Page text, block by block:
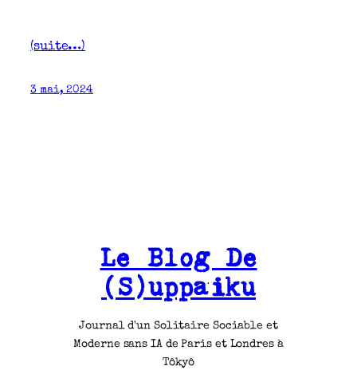
(suite…)
3 mai, 2024
Le Blog De
(S)uppaiku
Journal d'un Solitaire Sociable et
Moderne sans IA de Paris et Londres à
Tôkyô